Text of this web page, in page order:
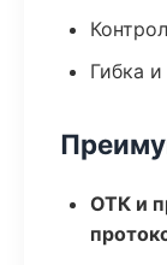
Гибка
ОТК и